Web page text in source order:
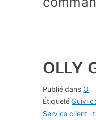
OLLY
Publié dans O
Étiqueté Suivi
Service client -